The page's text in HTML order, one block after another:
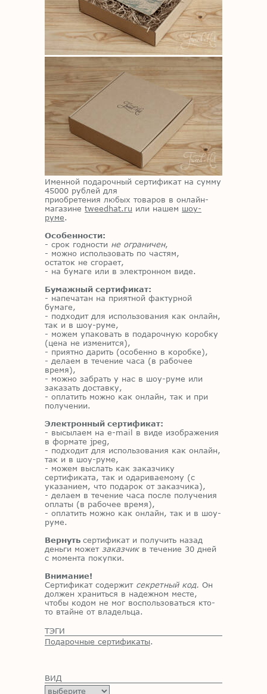
Именной подарочный сертификат на сумму
45000 рублей для
приобретения любых товаров в онлайн-
магазине tweedhat.ru или нашем шоу-
руме.
Особенности:
- срок годности не ограничен,
- можно использовать по частям,
остаток не сгорает,
- на бумаге или в электронном виде.
Бумажный сертификат:
- напечатан на приятной фактурной
бумаге,
- подходит для использования как онлайн,
так и в шоу-руме,
- можем упаковать в подарочную коробку
(цена не изменится),
- приятно дарить (особенно в коробке),
- делаем в течение часа (в рабочее
время),
- можно забрать у нас в шоу-руме или
заказать доставку,
- оплатить можно как онлайн, так и при
получении.
Электронный сертификат:
- высылаем на e-mail в виде изображения
в формате jpeg,
- подходит для использования как онлайн,
так и в шоу-руме,
- можем выслать как заказчику
сертификата, так и одариваемому (с
указанием, что подарок от заказчика),
- делаем в течение часа после получения
оплаты (в рабочее время),
- оплатить можно как онлайн, так и в шоу-
руме.
Вернуть сертификат и получить назад
деньги может заказчикв течение 30 дней
с момента покупки.
Внимание!
Сертификат содержит секретный код. Он
должен храниться в надежном месте,
чтобы кодом не мог воспользоваться кто-
то втайне от владельца.
ТЭГИ
Подарочные сертификаты.
ВИД